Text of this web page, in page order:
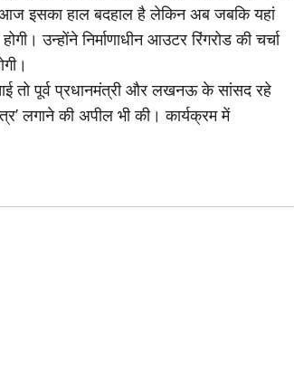
इसका हाल बदहाल है लेकिन अब जबकि यहां
उन्होंने निर्माणाधीन आउटर रिंगरोड की चर्चा
तो पूर्व प्रधानमंत्री और लखनऊ के सांसद रहे
लगाने की अपील भी की। कार्यक्रम में